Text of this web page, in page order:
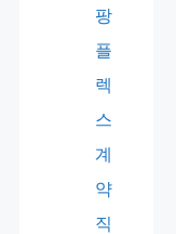
팡
플
렉
스
계
약
직